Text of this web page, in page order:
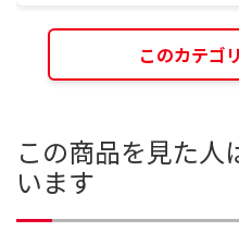
このカテゴ
この商品を見た人
います